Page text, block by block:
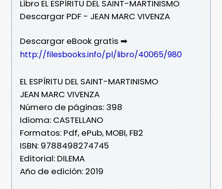
Libro EL ESPÍRITU DEL SAINT-MARTINISMO
Descargar PDF - JEAN MARC VIVENZA
Descargar eBook gratis ➡
http://filesbooks.info/pl/libro/40065/980
EL ESPÍRITU DEL SAINT-MARTINISMO
JEAN MARC VIVENZA
Número de páginas: 398
Idioma: CASTELLANO
Formatos: Pdf, ePub, MOBI, FB2
ISBN: 9788498274745
Editorial: DILEMA
Año de edición: 2019